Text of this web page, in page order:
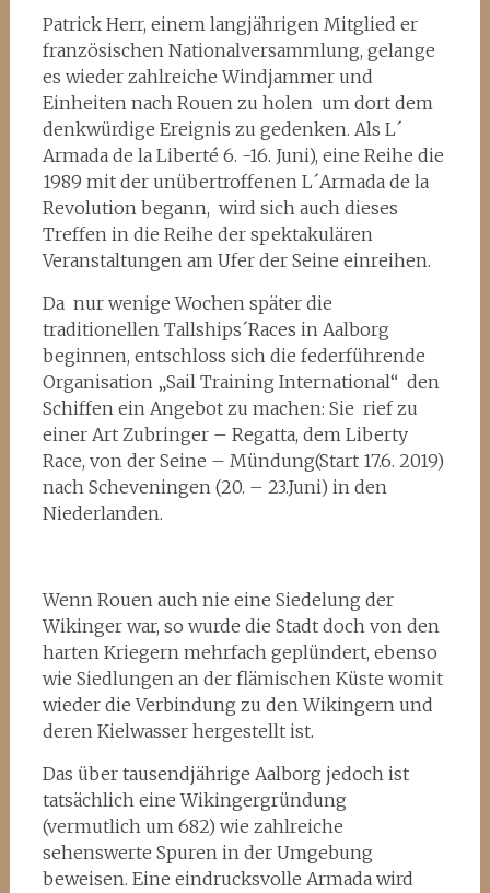
Patrick Herr, einem langjährigen Mitglied er
französischen Nationalversammlung, gelange
es wieder zahlreiche Windjammer und
Einheiten nach Rouen zu holen um dort dem
denkwürdige Ereignis zu gedenken. Als L´
Armada de la Liberté 6. -16. Juni), eine Reihe die
1989 mit der unübertroffenen L´Armada de la
Revolution begann, wird sich auch dieses
Treffen in die Reihe der spektakulären
Veranstaltungen am Ufer der Seine einreihen.
Da nur wenige Wochen später die
traditionellen Tallships´Races in Aalborg
beginnen, entschloss sich die federführende
Organisation „Sail Training International“ den
Schiffen ein Angebot zu machen: Sie rief zu
einer Art Zubringer – Regatta, dem Liberty
Race, von der Seine – Mündung(Start 17.6. 2019)
nach Scheveningen (20. – 23.Juni) in den
Niederlanden.
Wenn Rouen auch nie eine Siedelung der
Wikinger war, so wurde die Stadt doch von den
harten Kriegern mehrfach geplündert, ebenso
wie Siedlungen an der flämischen Küste womit
wieder die Verbindung zu den Wikingern und
deren Kielwasser hergestellt ist.
Das über tausendjährige Aalborg jedoch ist
tatsächlich eine Wikingergründung
(vermutlich um 682) wie zahlreiche
sehenswerte Spuren in der Umgebung
beweisen. Eine eindrucksvolle Armada wird